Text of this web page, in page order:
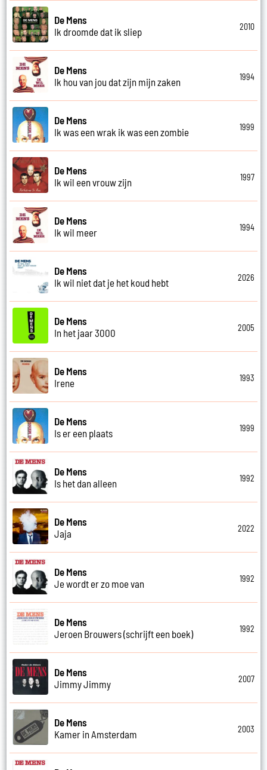
De Mens
Ik droomde dat ik sliep
2010
De Mens
Ik hou van jou dat zijn mijn zaken
1994
De Mens
Ik was een wrak ik was een zombie
1999
De Mens
Ik wil een vrouw zijn
1997
De Mens
Ik wil meer
1994
De Mens
Ik wil niet dat je het koud hebt
2026
De Mens
In het jaar 3000
2005
De Mens
Irene
1993
De Mens
Is er een plaats
1999
De Mens
Is het dan alleen
1992
De Mens
Jaja
2022
De Mens
Je wordt er zo moe van
1992
De Mens
Jeroen Brouwers (schrijft een boek)
1992
De Mens
Jimmy Jimmy
2007
De Mens
Kamer in Amsterdam
2003